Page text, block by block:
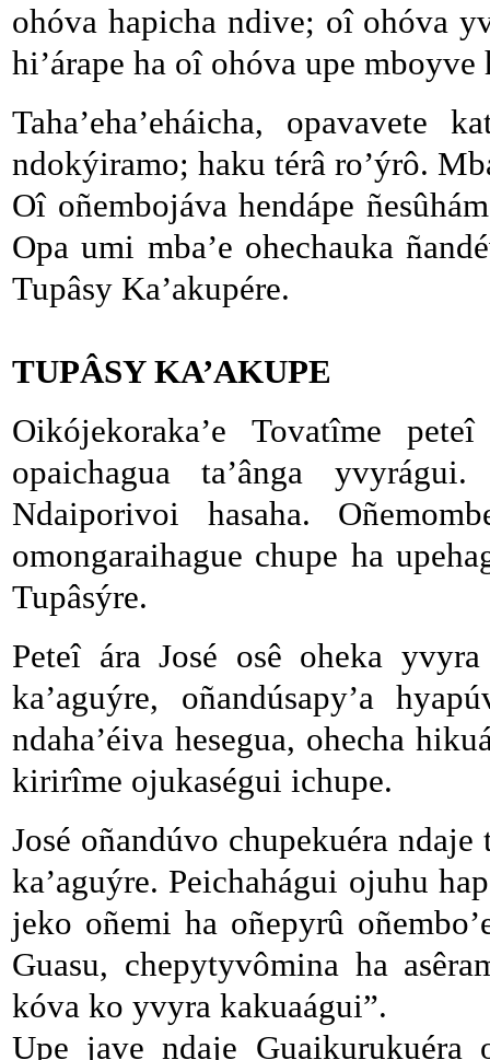
ohóva hapicha ndive; oî ohóva
hi’árape ha oî ohóva upe
Taha’eha’eháicha,
ndokýiramo; haku térâ ro’ýrô.
Oî oñembojáva hendápe
Opa umi mba’e ohechauka
Tupâsy Ka’akupére.
TUPÂSY KA’AKUPE
Oikójekoraka’e Tovatîme
opaichagua ta’ânga
Ndaiporivoi hasaha.
omongaraihague chupe ha
Tupâsýre.
Peteî ára José osê oheka
ka’aguýre, oñandúsapy’a
ndaha’éiva hesegua, ohecha
kirirîme ojukaségui ichupe.
José oñandúvo chupekuéra
ka’aguýre. Peichahágui ojuhu
jeko oñemi ha oñepyrû
Guasu, chepytyvômina ha
kóva ko yvyra kakuaágui”.
Upe jave ndaje